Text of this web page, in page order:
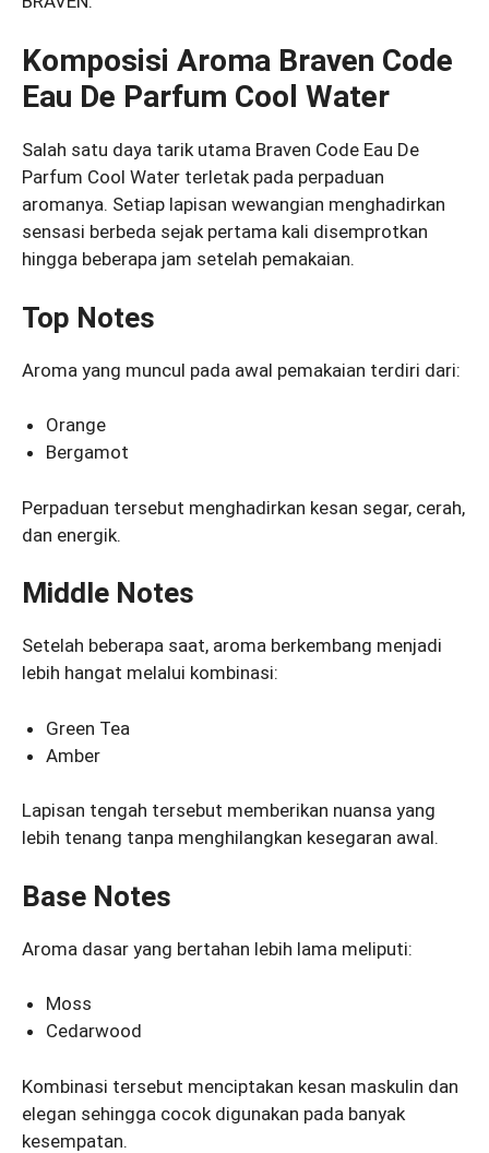
Komposisi Aroma Braven Code
Eau De Parfum Cool Water
Salah satu daya tarik utama Braven Code Eau De
Parfum Cool Water terletak pada perpaduan
aromanya. Setiap lapisan wewangian menghadirkan
sensasi berbeda sejak pertama kali disemprotkan
hingga beberapa jam setelah pemakaian.
Top Notes
Aroma yang muncul pada awal pemakaian terdiri dari:
Orange
Bergamot
Perpaduan tersebut menghadirkan kesan segar, cerah,
dan energik.
Middle Notes
Setelah beberapa saat, aroma berkembang menjadi
lebih hangat melalui kombinasi:
Green Tea
Amber
Lapisan tengah tersebut memberikan nuansa yang
lebih tenang tanpa menghilangkan kesegaran awal.
Base Notes
Aroma dasar yang bertahan lebih lama meliputi:
Moss
Cedarwood
Kombinasi tersebut menciptakan kesan maskulin dan
elegan sehingga cocok digunakan pada banyak
kesempatan.